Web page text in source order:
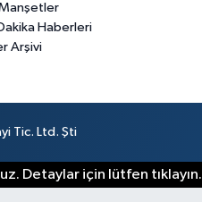
Haberleri
Arşivi
Tic. Ltd. Şti
Detaylar için lütfen tıklayın.